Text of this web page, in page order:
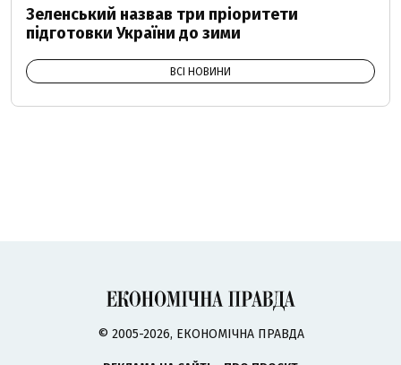
Зеленський назвав три пріоритети
підготовки України до зими
ВСІ НОВИНИ
© 2005-2026, ЕКОНОМІЧНА ПРАВДА